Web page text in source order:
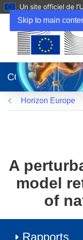
Skip to main
Un site officiel de
dans
une
nouvelle
fenêtre)
CORDIS
Horizon Europe
A
model
of
Rapports